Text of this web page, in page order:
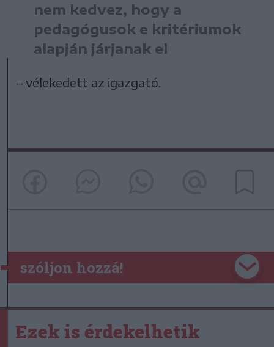
nem kedvez, hogy a
pedagógusok e kritériumok
alapján járjanak el
– vélekedett az igazgató.
szóljon hozzá!
Ezek is érdekelhetik